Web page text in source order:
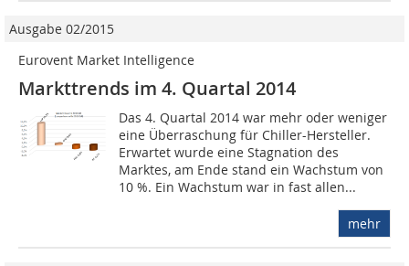
Ausgabe 02/2015
Eurovent Market Intelligence
Markttrends im 4. Quartal 2014
Das 4. Quartal 2014 war mehr oder weniger
eine Überraschung für Chiller-Hersteller.
Erwartet wurde eine Stagnation des
Marktes, am Ende stand ein Wachstum von
10 %. Ein Wachstum war in fast allen...
mehr